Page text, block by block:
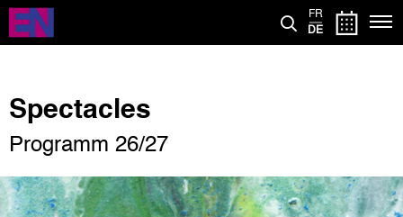
Direkt
zum
Inhalt
FR
DE
Spectacles
Programm 26/27